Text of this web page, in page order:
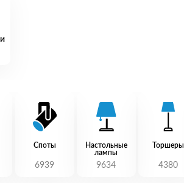
Споты
6939
Настольные
лампы
9634
Торшеры
4380